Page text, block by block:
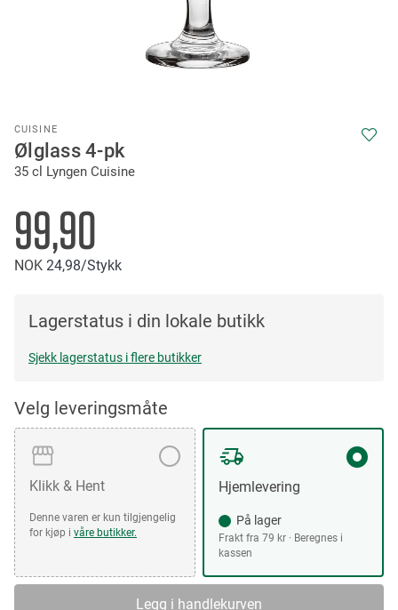
CUISINE
Ølglass 4-pk
35 cl Lyngen Cuisine
99,90
NOK 2498/Stykk
Lagerstatus i din lokale butikk
Sjekk lagerstatus i flere butikker
Velg leveringsmåte
Klikk & Hent
Denne varen er kun tilgjengelig
for kjøp i våre butikker.
Hjemlevering
På lager
Frakt fra 79 kr · Beregnes i
kassen
Legg i handlekurven
to
the
beginning
the
images
gallery